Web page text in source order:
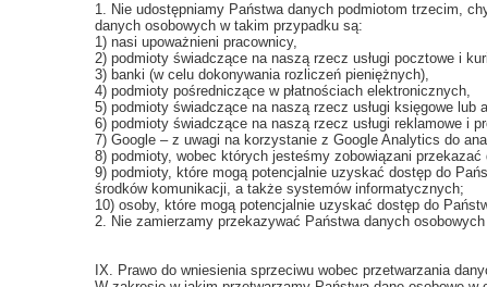
1. Nie udostępniamy Państwa danych podmiotom trzecim,
danych osobowych w takim przypadku są:
1) nasi upoważnieni pracownicy,
2) podmioty świadczące na naszą rzecz usługi pocztowe i
3) banki (w celu dokonywania rozliczeń pieniężnych),
4) podmioty pośredniczące w płatnościach elektronicznych,
5) podmioty świadczące na naszą rzecz usługi księgowe lub
6) podmioty świadczące na naszą rzecz usługi reklamowe i
7) Google – z uwagi na korzystanie z Google Analytics do
8) podmioty, wobec których jesteśmy zobowiązani
9) podmioty, które mogą potencjalnie uzyskać dostęp do
środków komunikacji, a także systemów informatycznych;
10) osoby, które mogą potencjalnie uzyskać dostęp do
2. Nie zamierzamy przekazywać Państwa danych
IX. Prawo do wniesienia sprzeciwu wobec przetwarzania